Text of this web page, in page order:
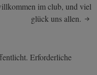
im club, und viel
glück uns allen.
Erforderliche